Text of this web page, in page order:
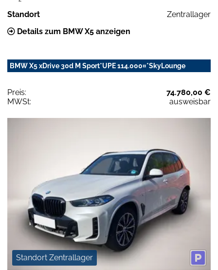
Standort
Zentrallager
Details zum BMW X5 anzeigen
BMW X5 xDrive 30d M Sport*UPE 114.000¤*SkyLounge
Preis:
74.780,00 €
MWSt:
ausweisbar
Standort Zentrallager